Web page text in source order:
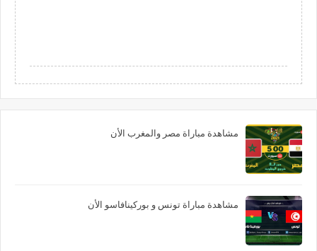
مشاهدة مباراة مصر والمغرب الأن
مشاهدة مباراة تونس و بوركينافاسو الأن